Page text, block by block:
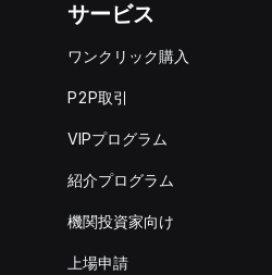
サービス
ワンクリック購入
P2P取引
VIPプログラム
紹介プログラム
機関投資家向け
上場申請